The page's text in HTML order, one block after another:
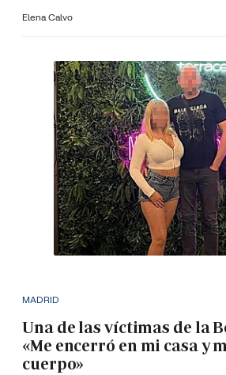
Elena Calvo
MADRID
Una de las víctimas de la
«Me encerró en mi casa y
cuerpo»